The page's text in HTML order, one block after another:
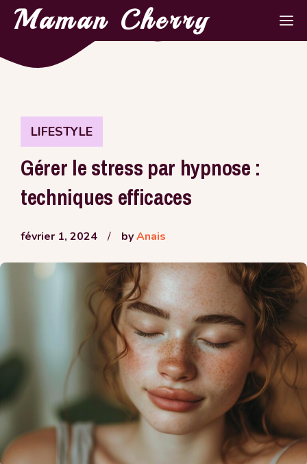
AllerMaman Cherry
LIFESTYLE
Gérer le stress par hypnose :
techniques efficaces
février 1, 2024 / byAnais